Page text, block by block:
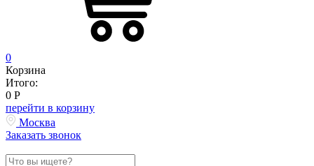
0
Корзина
Итого:
0 Р
перейти в корзину
Москва
Заказать звонок